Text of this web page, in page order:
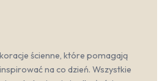
ścienne, które pomagają
na co dzień. Wszystkie